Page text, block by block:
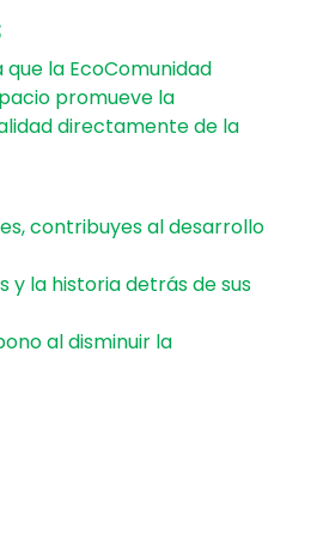
la EcoComunidad
promueve la
directamente de la
contribuyes al desarrollo
la historia detrás de sus
al disminuir la